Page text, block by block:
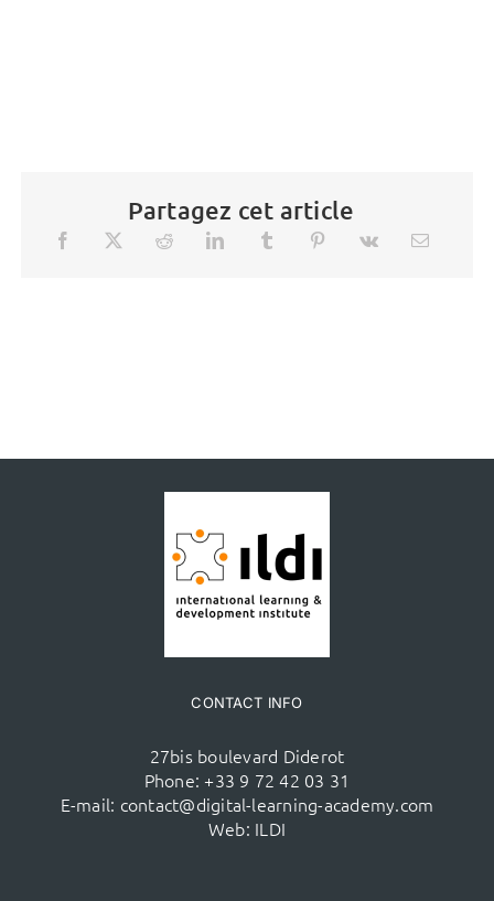
Partagez cet article
CONTACT INFO
27bis boulevard Diderot
Phone: +33 9 72 42 03 31
E-mail: contact@digital-learning-academy.com
Web: ILDI